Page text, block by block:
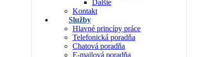
Ďalšie
Kontakt
Služby
Hlavné princípy práce
Telefonická poradňa
Chatová poradňa
E-mailová poradňa